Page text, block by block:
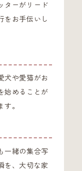
ターがリード
をお手伝いし
犬や愛猫がお
始めることが
。
一緒の集合写
を、大切な家